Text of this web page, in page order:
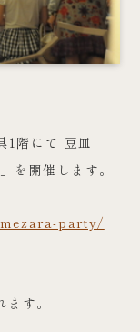
1階にて 豆皿
開催します。
party/
す。